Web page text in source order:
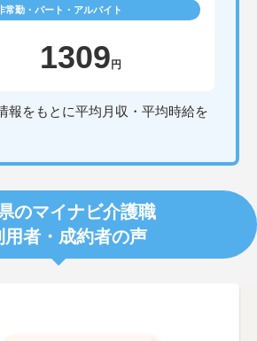
常勤・パート・アルバイト
1309 円
報をもとに平均月収・平均時給を
のマイナビ介護職
用者・成約者の声